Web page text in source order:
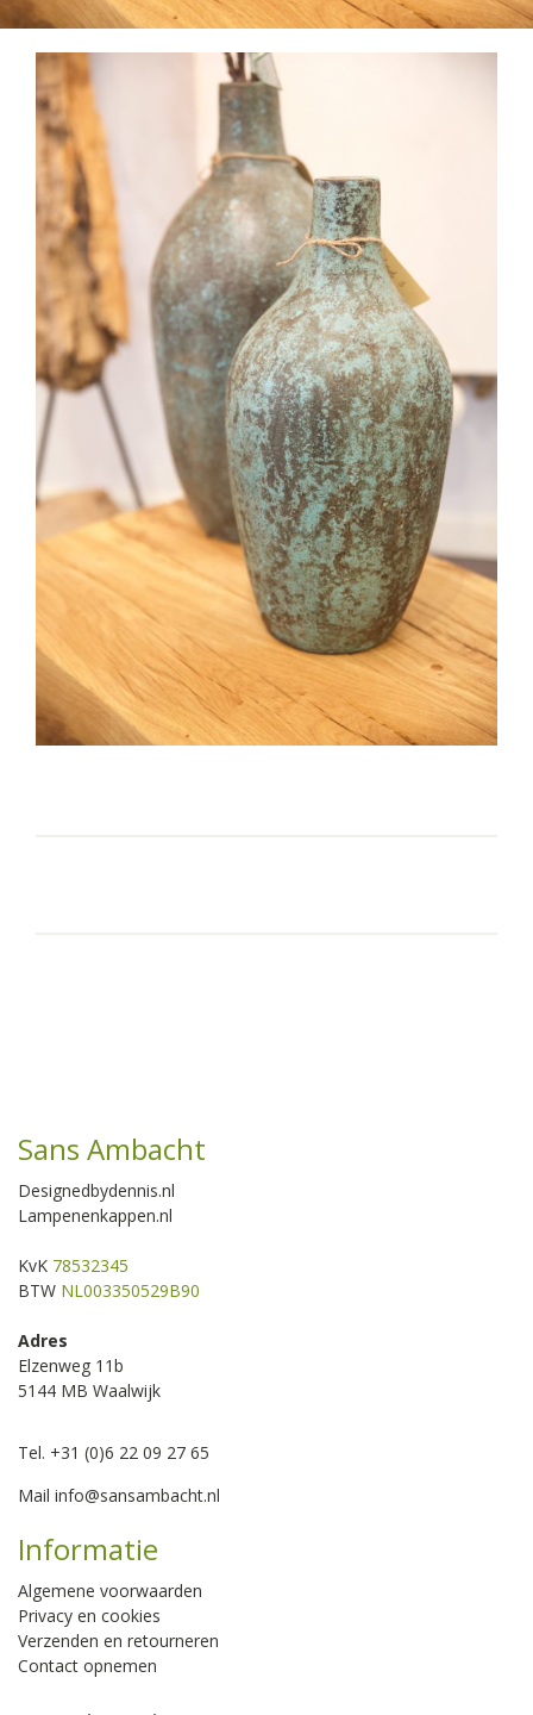
Sans Ambacht
Designedbydennis.nl
Lampenenkappen.nl
KvK 78532345
BTW NL003350529B90
Adres
Elzenweg 11b
5144 MB Waalwijk
Tel. +31 (0)6 22 09 27 65
Mail info@sansambacht.nl
Informatie
Algemene voorwaarden
Privacy en cookies
Verzenden en retourneren
Contact opnemen